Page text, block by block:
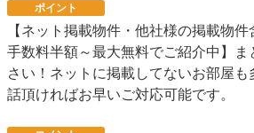
ポイント
【ネット掲載物件・他社様の掲載物
手数料半額～最大無料でご紹介中】
さい！ネットに掲載してないお部屋
話頂ければお早いご対応可能です。